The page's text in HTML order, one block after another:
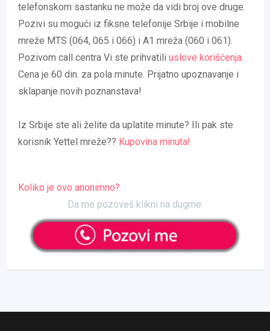
telefonskom sastanku ne može da vidi broj ove druge.
Pozivi su mogući iz fiksne telefonije Srbije i mobilne
mreže MTS (064, 065 i 066) i A1 mreža (060 i 061).
Pozivom call centra Vi ste prihvatili uslove korišćenja
Cena je 60 din. za pola minute. Prijatno upoznavanje i
sklapanje novih poznanstava!
Iz Srbije ste ali želite da uplatite minute? Ili pak ste
korisnik Yettel mreže?? Kupovina minuta!
Koliko je ovo anonimno?
Da me pozoveš klikni na dugme: